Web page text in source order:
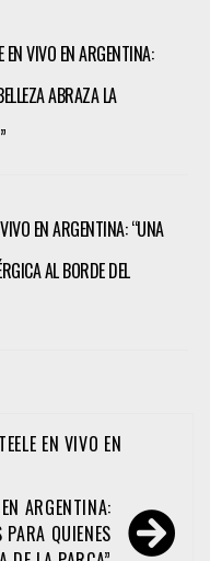
EN VIVO EN ARGENTINA:
ABRAZA LA
EN ARGENTINA: “UNA
AL BORDE DEL
EN VIVO EN
ARGENTINA:
QUIENES